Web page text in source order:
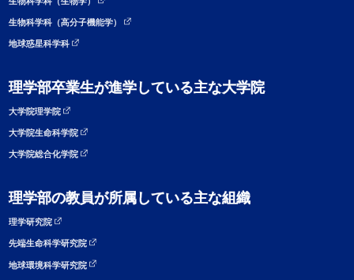
生物科学科（高分子機能学）
地球惑星科学科
理学部卒業生が進学している主な大学院
大学院理学院
大学院生命科学院
大学院総合化学院
理学部の教員が所属している主な組織
理学研究院
先端生命科学研究院
地球環境科学研究院